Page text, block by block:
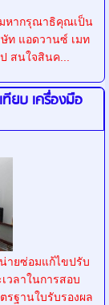
หากรุณาธิคุณเป็น
ท แอดวานซ์ เมท
สนใจสินค...
ยบ เครื่องมือ
ายซ่อมแก้ไขปรับ
วลาในการสอบ
รฐานใบรับรองผล